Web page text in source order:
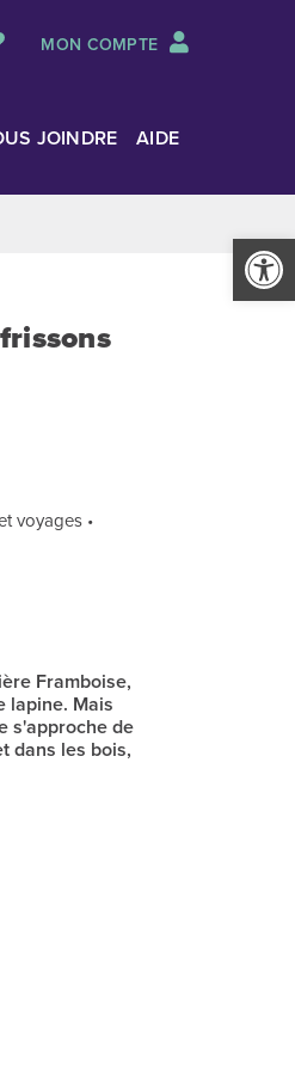
Ouvrir
MON COMPTE
JOINDRE AIDE
voyages •
Framboise,
lapine. Mais
s'approche de
dans les bois,